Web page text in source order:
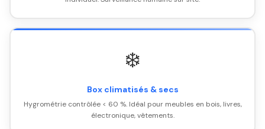
❄️
Box climatisés & secs
Hygrométrie contrôlée < 60 %. Idéal pour meubles en bois, livres,
électronique, vêtements.